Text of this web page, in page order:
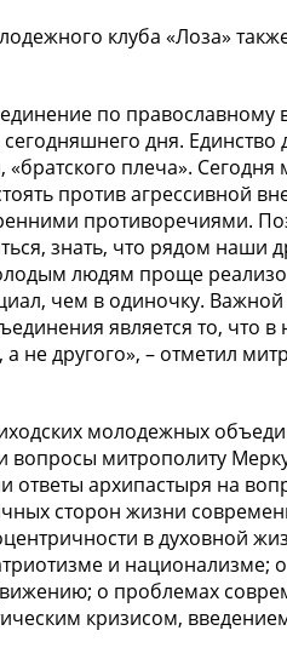
клуба «Лоза»
по православному
дня.
«братского плеча».
против агрессивной
противоречиями.
знать, что рядом наши
людям проще
чем в одиночку.
является то, что
а не другого», – отметил
молодежных
вопросы митрополиту
ответы архипастыря на
сторон жизни
в духовной
и национализме;
о проблемах
кризисом,